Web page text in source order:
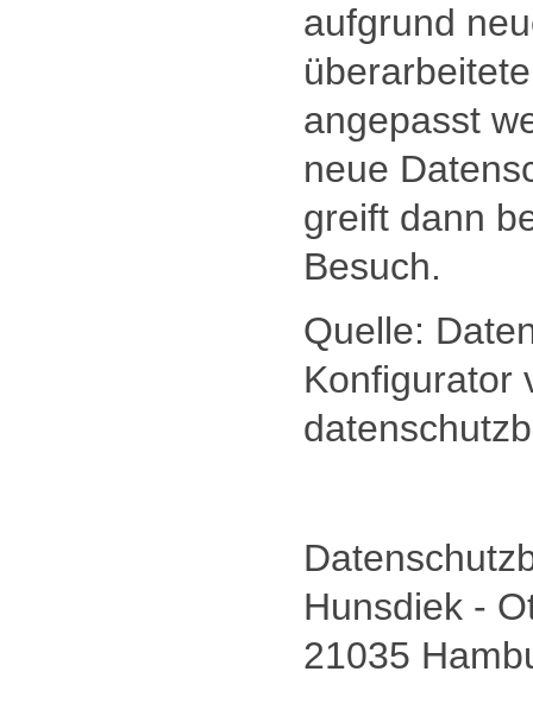
aufgrund
angepasst
neue
greift dann
Besuch.
Quelle:
Konfigurator
Hunsdiek -
21035